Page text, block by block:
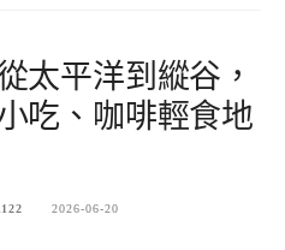
太平洋到縱谷，
吃、咖啡輕食地
2026-06-20